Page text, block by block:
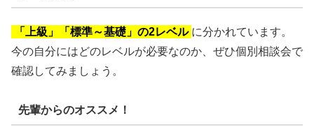
「上級」「標準～基礎」の2レベル に分かれています。
今の自分にはどのレベルが必要なのか、ぜひ個別相談会で
確認してみましょう。
先輩からのオススメ！